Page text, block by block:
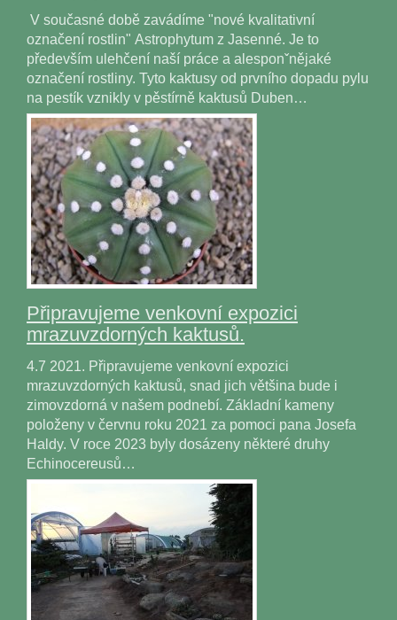
V současné době zavádíme "nové kvalitativní
označení rostlin" Astrophytum z Jasenné. Je to
především ulehčení naší práce a alesponˇnějaké
označení rostliny. Tyto kaktusy od prvního dopadu pylu
na pestík vznikly v pěstírně kaktusů Duben…
Připravujeme venkovní expozici
mrazuvzdorných kaktusů.
4.7 2021. Připravujeme venkovní expozici
mrazuvzdorných kaktusů, snad jich většina bude i
zimovzdorná v našem podnebí. Základní kameny
položeny v červnu roku 2021 za pomoci pana Josefa
Haldy. V roce 2023 byly dosázeny některé druhy
Echinocereusů…